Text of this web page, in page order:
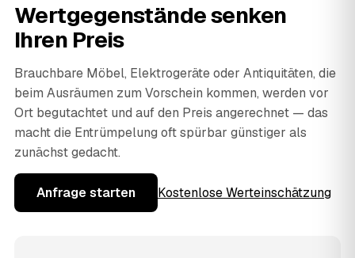
Wertgegenstände senken
Ihren Preis
Brauchbare Möbel, Elektrogeräte oder Antiquitäten, die
beim Ausräumen zum Vorschein kommen, werden vor
Ort begutachtet und auf den Preis angerechnet — das
macht die Entrümpelung oft spürbar günstiger als
zunächst gedacht.
Anfrage starten Kostenlose Werteinschätzung